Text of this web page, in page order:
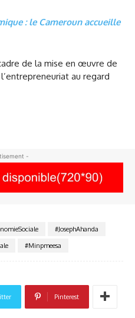
: le Cameroun accueille
de la mise en œuvre de
au regard
-
#JosephAhanda
#Minpmeesa
Pinterest